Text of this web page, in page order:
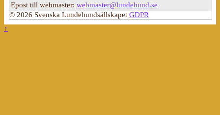
Epost till webmaster: webmaster@lundehund.se
© 2026 Svenska Lundehundsällskapet GDPR
↑